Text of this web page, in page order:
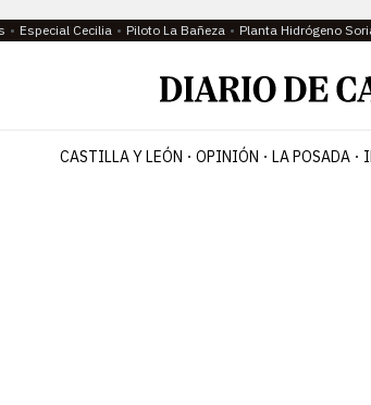
Especial Cecilia Piloto La Bañeza Planta Hidrógeno
CASTILLA Y LEÓN OPINIÓN LA POSADA